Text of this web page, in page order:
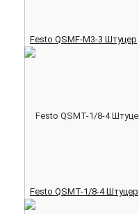
Festo QSMF-M3-3 Штуцер
Festo QSMT-1/8-4 Штуцер